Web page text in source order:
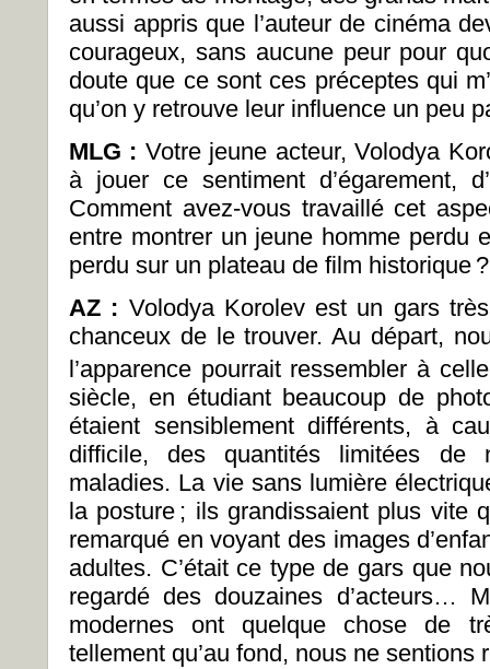
aussi appris que l’auteur de cinéma
courageux, sans aucune peur pour
doute que ce sont ces préceptes qui
qu’on y retrouve leur influence un peu
MLG : Votre jeune acteur, Volodya
à jouer ce sentiment d’égarement,
Comment avez-vous travaillé cet
entre montrer un jeune homme perdu
perdu sur un plateau de film historique ?
AZ : Volodya Korolev est un gars
chanceux de le trouver. Au départ,
l’apparence pourrait ressembler à
siècle, en étudiant beaucoup de
étaient sensiblement différents, à
difficile, des quantités limitées de
maladies. La vie sans lumière
la posture ; ils grandissaient plus vite
remarqué en voyant des images
adultes. C’était ce type de gars que
regardé des douzaines d’acteurs…
modernes ont quelque chose de
tellement qu’au fond, nous ne sentions